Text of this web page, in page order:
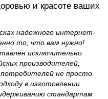
и красоте ваших
надежного интернет-
то, что вам нужно!
исключительно
производителей,
не просто
в изготовлении
стандартам